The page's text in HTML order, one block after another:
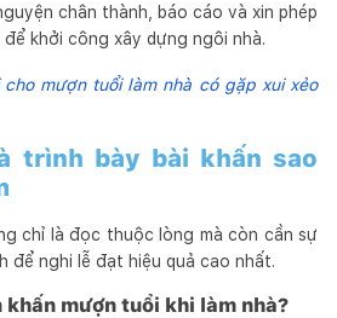
chân thành, báo cáo và xin phép
khởi công xây dựng ngôi nhà.
cho mượn tuổi làm nhà có gặp xui xẻo
trình bày bài khấn sao
chỉ là đọc thuộc lòng mà còn cần sự
để nghi lễ đạt hiệu quả cao nhất.
mượn tuổi khi làm nhà?